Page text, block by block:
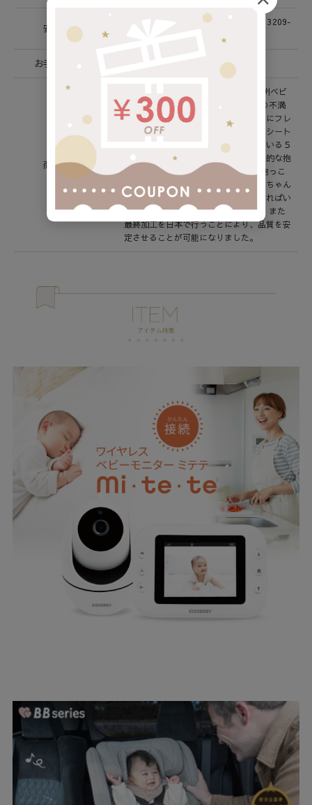
安全基準
ASTM F2236-16a＆CFR1226、EN13209-
お手入れ方法
商品説明
babubu.は日本人デザイナーによる欧州ベビ
ーブランドです。 抱っこ紐の今までの不満
を解消するために長年考え、生地の中にフレ
ームを入れて自立させる、チャイルドシート
やベビーカーで当然のように使われている５
点式ベルトを取り入れるという、画期的な抱
っこ紐が誕生しました。 これにより抱っこ
紐を装着する時のわずらわしさや、赤ちゃん
を寝かせた状態で抱っこ紐を付けなければい
けないなどの不便さを解消できます。 また
最終加工を日本で行うことにより、品質を安
定させることが可能になりました。